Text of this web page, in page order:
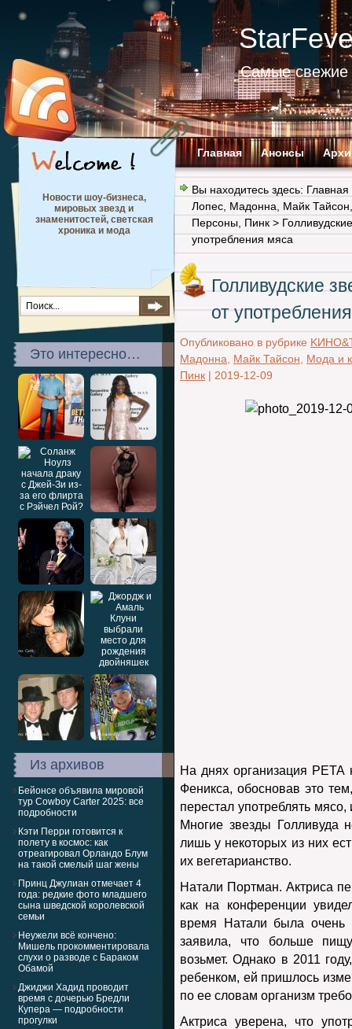
Самые свежие
Главная Анонсы
Новости шоу-бизнеса,
мировых звезд и
знаменитостей, светская
хроника и мода
Это интересно…
Из архивов
Бейонсе объявила мировой
тур Cowboy Carter 2025: все
подробности
Кэти Перри готовится к
полету в космос: как
отреагировал Орландо Блум
на такой смелый шаг жены
Принц Джулиан отмечает 4
года: редкие фото младшего
сына шведской королевской
семьи
Неужели всё кончено:
Мишель прокомментировала
слухи о разводе с Бараком
Обамой
Джиджи Хадид проводит
время с дочерью Бредли
Купера — подробности
прогулки
Вы находитесь здесь: Главная
Лопес Мадонна Майк Тайсон
Персоны Пинк >
употребления мяса
Голливудские
от
Опубликовано в рубрике
Мадонна
Майк Тайсон
Мода и
Пинк | 2019-12-09
На днях организация РЕТА
Феникса, обосновав это
перестал употреблять
Многие звезды Голливуда
лишь у некоторых из них
их вегетарианство.
Натали Портман. Актриса
как на конференции
время Натали была очень
заявила, что больше
возьмет. Однако в 2011
ребенком, ей пришлось
по ее словам организм
Актриса уверена, что